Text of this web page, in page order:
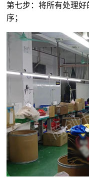
第七步：将所有处理
序；